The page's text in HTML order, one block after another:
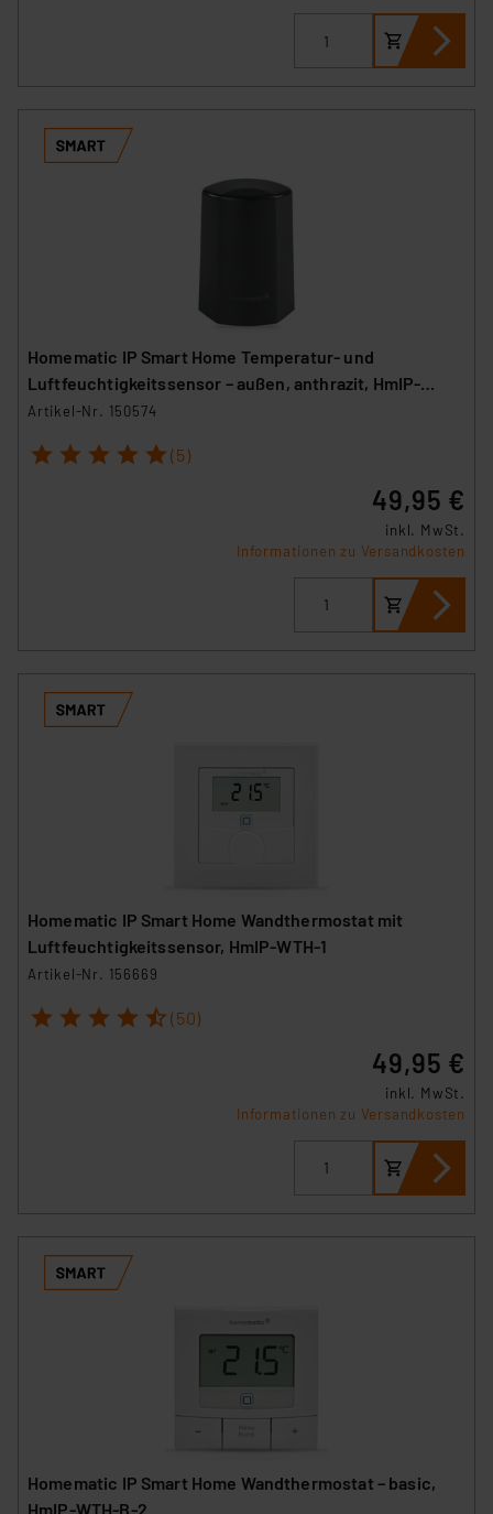
Homematic IP Smart Home Temperatur- und
Luftfeuchtigkeitssensor – außen, anthrazit, HmIP-
STHO-A
Artikel-Nr. 150574
1 2 3 4 5 (5)
49,95 €
inkl. MwSt.
Informationen zu Versandkosten
Homematic IP Smart Home Wandthermostat mit
Luftfeuchtigkeitssensor, HmIP-WTH-1
Artikel-Nr. 156669
1 2 3 4 5 (50)
49,95 €
inkl. MwSt.
Informationen zu Versandkosten
Homematic IP Smart Home Wandthermostat – basic,
HmIP-WTH-B-2